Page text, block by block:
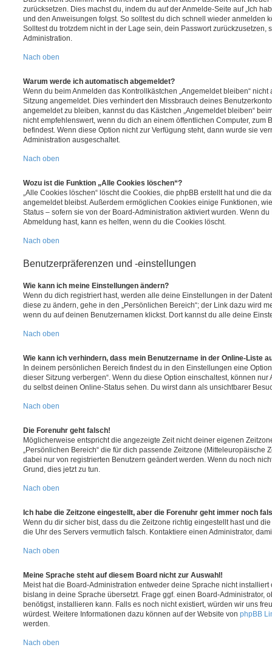
zurücksetzen. Dies machst du, indem du auf der Anmelde-Seite auf „Ich
und den Anweisungen folgst. So solltest du dich schnell wieder anmelden
Solltest du trotzdem nicht in der Lage sein, dein Passwort zurückzusetzen,
Administration.
Nach oben
Warum werde ich automatisch abgemeldet?
Wenn du beim Anmelden das Kontrollkästchen „Angemeldet bleiben“
Sitzung angemeldet. Dies verhindert den Missbrauch deines
angemeldet zu bleiben, kannst du das Kästchen „Angemeldet bleiben“
nicht empfehlenswert, wenn du dich an einem öffentlichen Computer, zum
befindest. Wenn diese Option nicht zur Verfügung steht, dann wurde sie
Administration ausgeschaltet.
Nach oben
Wozu ist die Funktion „Alle Cookies löschen“?
„Alle Cookies löschen“ löscht die Cookies, die phpBB erstellt hat und die
angemeldet bleibst. Außerdem ermöglichen Cookies einige Funktionen,
Status – sofern sie von der Board-Administration aktiviert wurden. Wenn
Abmeldung hast, kann es helfen, wenn du die Cookies löscht.
Nach oben
Benutzerpräferenzen und -einstellungen
Wie kann ich meine Einstellungen ändern?
Wenn du dich registriert hast, werden alle deine Einstellungen in der
diese zu ändern, gehe in den „Persönlichen Bereich“; der Link dazu wird
wenn du auf deinen Benutzernamen klickst. Dort kannst du alle deine
Nach oben
Wie kann ich verhindern, dass mein Benutzername in der Online-Liste
In deinem persönlichen Bereich findest du in den Einstellungen eine
dieser Sitzung verbergen“. Wenn du diese Option einschaltest, können
du selbst deinen Online-Status sehen. Du wirst dann als unsichtbarer
Nach oben
Die Forenuhr geht falsch!
Möglicherweise entspricht die angezeigte Zeit nicht deiner eigenen
„Persönlichen Bereich“ die für dich passende Zeitzone (Mitteleuropäische
dabei nur von registrierten Benutzern geändert werden. Wenn du noch
Grund, dies jetzt zu tun.
Nach oben
Ich habe die Zeitzone eingestellt, aber die Forenuhr geht immer noch
Wenn du dir sicher bist, dass du die Zeitzone richtig eingestellt hast und
die Uhr des Servers vermutlich falsch. Kontaktiere einen Administrator,
Nach oben
Meine Sprache steht auf diesem Board nicht zur Auswahl!
Meist hat die Board-Administration entweder deine Sprache nicht
bislang in deine Sprache übersetzt. Frage ggf. einen Board-Administrator,
benötigst, installieren kann. Falls es noch nicht existiert, würden wir uns
würdest. Weitere Informationen dazu können auf der Website von phpBB
werden.
Nach oben